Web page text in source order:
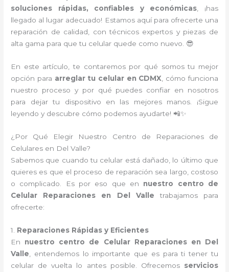
soluciones rápidas, confiables y económicas, ¡has
llegado al lugar adecuado! Estamos aquí para ofrecerte una
reparación de calidad, con técnicos expertos y piezas de
alta gama para que tu celular quede como nuevo. 😎
En este artículo, te contaremos por qué somos tu mejor
opción para arreglar tu celular en CDMX , cómo funciona
nuestro proceso y por qué puedes confiar en nosotros
para dejar tu dispositivo en las mejores manos. ¡Sigue
leyendo y descubre cómo podemos ayudarte! 📲✨
¿Por Qué Elegir Nuestro Centro de Reparaciones de
Celulares en Del Valle?
Sabemos que cuando tu celular está dañado, lo último que
quieres es que el proceso de reparación sea largo, costoso
o complicado. Es por eso que en nuestro centro de
Celular Reparaciones en Del Valle trabajamos para
ofrecerte:
1. Reparaciones Rápidas y Eficientes
En nuestro centro de Celular Reparaciones en Del
Valle , entendemos lo importante que es para ti tener tu
celular de vuelta lo antes posible. Ofrecemos servicios